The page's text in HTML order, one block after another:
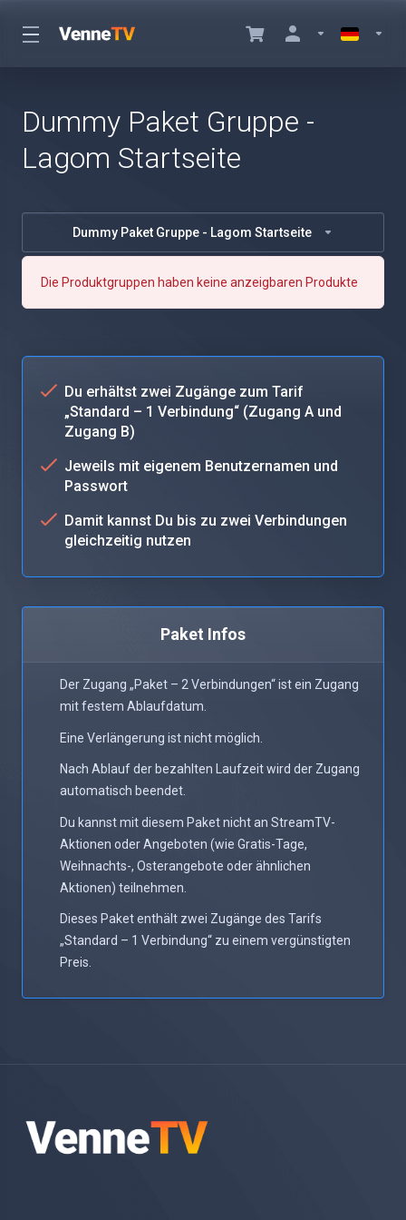
Dummy Paket Gruppe -
Lagom Startseite
Dummy Paket Gruppe - Lagom Startseite
Die Produktgruppen haben keine anzeigbaren Produkte
Du erhältst zwei Zugänge zum Tarif
„Standard – 1 Verbindung“ (Zugang A und
Zugang B)
Jeweils mit eigenem Benutzernamen und
Passwort
Damit kannst Du bis zu zwei Verbindungen
gleichzeitig nutzen
Paket Infos
Der Zugang „Paket – 2 Verbindungen“ ist ein Zugang
mit festem Ablaufdatum.
Eine Verlängerung ist nicht möglich.
Nach Ablauf der bezahlten Laufzeit wird der Zugang
automatisch beendet.
Du kannst mit diesem Paket nicht an StreamTV-
Aktionen oder Angeboten (wie Gratis-Tage,
Weihnachts-, Osterangebote oder ähnlichen
Aktionen) teilnehmen.
Dieses Paket enthält zwei Zugänge des Tarifs
„Standard – 1 Verbindung“ zu einem vergünstigten
Preis.